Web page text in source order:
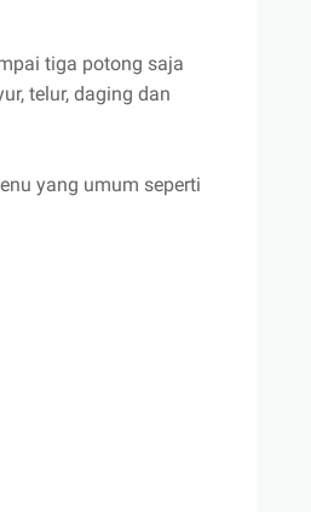
tiga potong saja
telur, daging dan
yang umum seperti